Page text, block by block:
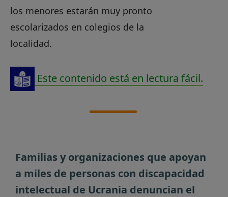
los menores estarán muy pronto
escolarizados en colegios de la
localidad.
Este contenido está en lectura fácil.
Familias y organizaciones que apoyan
a miles de personas con discapacidad
intelectual de Ucrania denuncian el